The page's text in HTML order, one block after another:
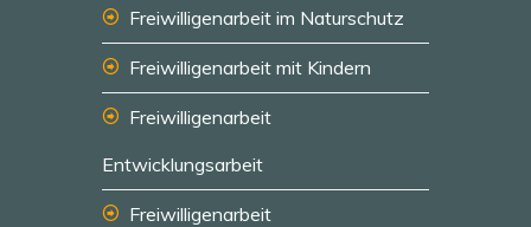
Freiwilligenarbeit im Naturschutz
Freiwilligenarbeit mit Kindern
Freiwilligenarbeit
Entwicklungsarbeit
Freiwilligenarbeit